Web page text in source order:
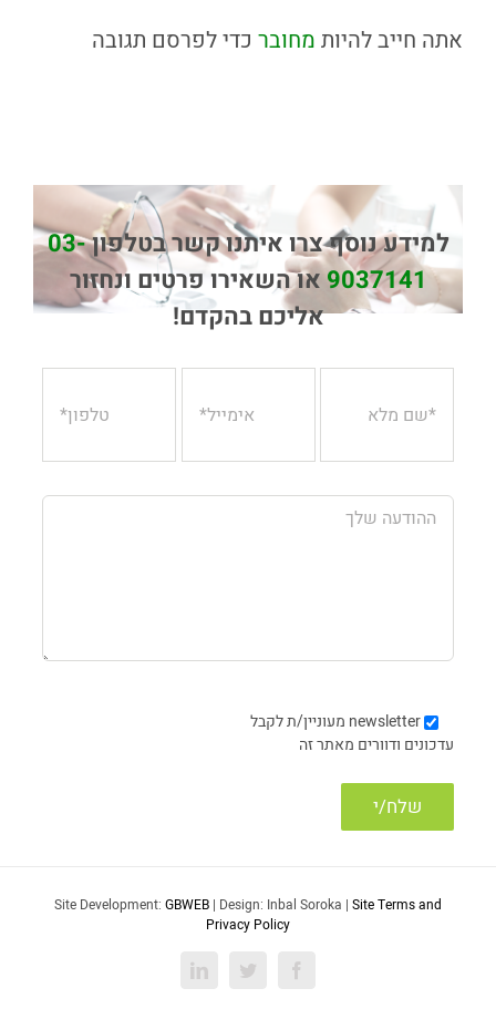
אתה חייב להיות מחובר כדי לפרסם תגובה
למידע נוסף צרו איתנו קשר בטלפון03-
9037141או השאירו פרטים ונחזור
אליכם בהקדם!
newsletter מעוניין/ת לקבל
עדכונים ודוורים מאתר זה
Site Development: GBWEB | Design: Inbal Soroka | Site Terms and
Privacy Policy
Facebook
Twitter
LinkedIn